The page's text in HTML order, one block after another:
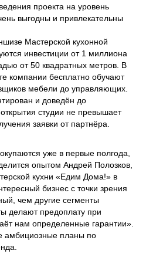
проекта на уровень
выгодны и привлекательны
Мастерской кухонной
инвестиции от 1 миллиона
от 50 квадратных метров. В
компании бесплатно обучают
мебели до управляющих.
и доведён до
студии не превышает
заявки от партнёра.
уже в первые полгода,
опытом Андрей Полозков,
кухни «Едим Дома!» в
бизнес с точки зрения
чем другие сегменты
делают предоплату при
нам определенные гарантии».
амбициозные планы по